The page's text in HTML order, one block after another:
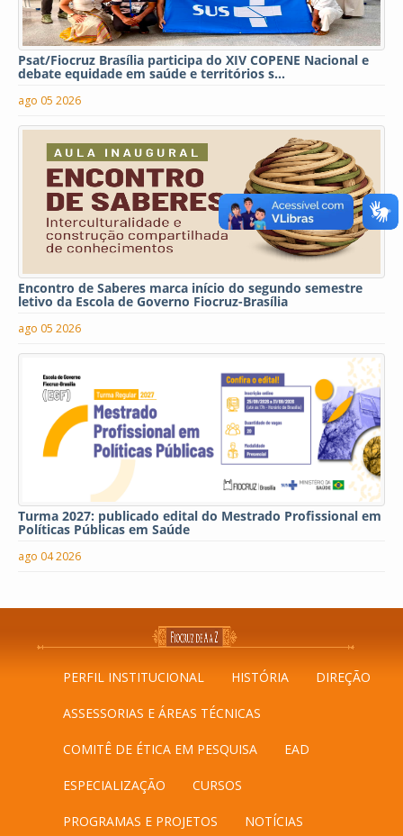
Psat/Fiocruz Brasília participa do XIV COPENE Nacional e
debate equidade em saúde e territórios s...
ago 05 2026
Encontro de Saberes marca início do segundo semestre
letivo da Escola de Governo Fiocruz-Brasília
ago 05 2026
Turma 2027: publicado edital do Mestrado Profissional em
Políticas Públicas em Saúde
ago 04 2026
PERFIL INSTITUCIONAL HISTÓRIA DIREÇÃO
ASSESSORIAS E ÁREAS TÉCNICAS
COMITÊ DE ÉTICA EM PESQUISA EAD
ESPECIALIZAÇÃO CURSOS
PROGRAMAS E PROJETOS NOTÍCIAS